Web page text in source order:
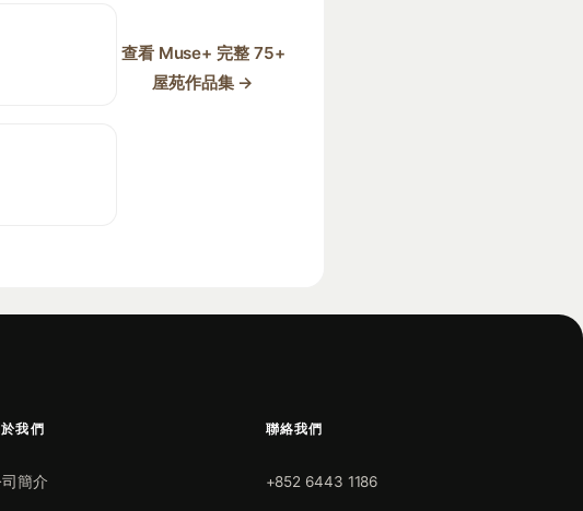
查看 Muse+ 完整 75+
屋苑作品集 →
我們
簡介
聯絡我們
+852 6443 1186